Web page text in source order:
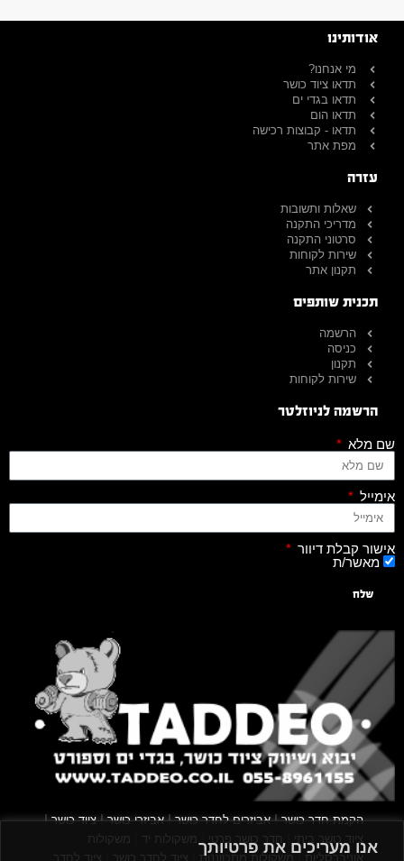
אנו מעריכים את פרטיותך
אודותינו
מי אנחנו?
תדאו ציוד כושר
תדאו בגדי ים
תדאו הום
תדאו - קבוצות רכישה
מפת אתר
עזרה
שאלות ותשובות
מדריכי התקנה
סרטוני התקנה
שירות לקוחות
תקנון אתר
תכנית שותפים
הרשמה
כניסה
תקנון
שירות לקוחות
הרשמה לניוזלטר
שם מלא
אימייל
אישור קבלת דיוור
מאשר/ת
שלח
הקמת חדר כושר|אביזרים לחדר כושר|אביזרי כושר|ציוד כושר|
ציוד כושר ביתי חדר כושר פרטי משקולות יד
משקולות
אוניברסליות | משקולות מתכווננות ציוד לחדר כושר ציוד לחדר